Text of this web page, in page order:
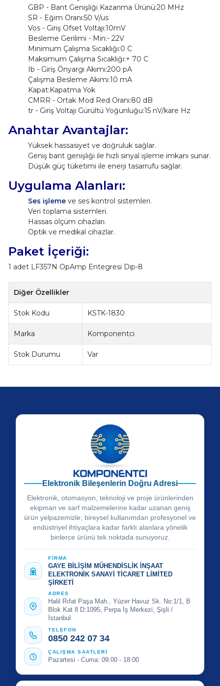
GBP - Bant Genişliği Kazanma Ürünü:20 MHz
SR - Eğim Oranı:50 V/us
Vos - Giriş Ofset Voltajı:10mV
Besleme Gerilimi - Min:- 22V
Minimum Çalışma Sıcaklığı:0 C
Maksimum Çalışma Sıcaklığı:+ 70 C
Ib - Giriş Önyargı Akımı:200 pA
Çalışma Besleme Akımı:10 mA
Kapat:Kapatma Yok
CMRR - Ortak Mod Red Oranı:80 dB
tr - Giriş Voltajı Gürültü Yoğunluğu:15 nV/kare Hz
Anahtar Avantajlar:
Yüksek hassasiyet ve doğruluk sağlar.
Geniş bant genişliği ile hızlı sinyal işleme imkanı sunar.
Düşük güç tüketimi ile enerji tasarrufu sağlar.
Uygulama Alanları:
Ses işlemeve ses kontrol sistemleri.
Veri toplama sistemleri.
Hassas ölçüm cihazları.
Optik ve medikal cihazlar.
Paket İçeriği:
1 adet LF357N OpAmp Entegresi Dip-8
Diğer Özellikler
Stok Kodu KSTK-1830
Marka Komponentci
Stok Durumu Var
Elektronik Bileşenlerin Doğru Adresi
Elektronik, otomasyon, teknoloji ve proje ürünlerinden
ekipman ve sarf malzemelerine kadar uzanan geniş
ürün yelpazemizle; bireysel kullanımdan profesyonel ve
endüstriyel ihtiyaçlara kadar farklı alanlara yönelik
binlerce ürünü tek noktada sunuyoruz.
FİRMA
GAYE BİLİŞİM MÜHENDİSLİK İNŞAAT
ELEKTRONİK SANAYİ TİCARET LİMİTED
ŞİRKETİ
ADRES
Halil Rıfat Paşa Mah., Yüzer Havuz Sk. No:1/1, B
Blok Kat 8 D:1095, Perpa İş Merkezi, Şişli /
İstanbul
TELEFON
0850 242 07 34
ÇALIŞMA SAATLERİ
Pazartesi - Cuma: 09:00 - 18:00